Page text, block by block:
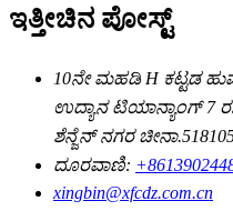
ಇತ್ತೀಚಿನ ಪೋಸ್ಟ್
10ನೇ ಮಹಡಿ H ಕಟ್ಟಡ
ಉದ್ಯಾನ ಟಿಯಾನ್ಯಾಂಗ್ 7
ಶೆನ್ಜೆನ್ ನಗರ
ದೂರವಾಣಿ:
xingbin@xfcdz.com.cn